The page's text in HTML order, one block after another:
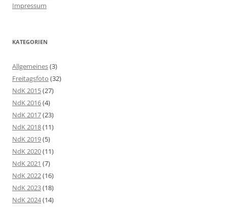
Impressum
KATEGORIEN
Allgemeines(3)
Freitagsfoto (32)
NdK 2015(27)
NdK 2016(4)
NdK 2017(23)
NdK 2018(11)
NdK 2019(5)
NdK 2020(11)
NdK 2021 (7)
NdK 2022(16)
NdK 2023(18)
NdK 2024(14)